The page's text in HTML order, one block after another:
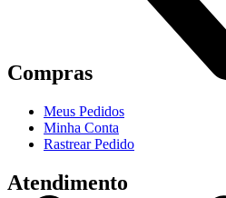
Compras
Meus Pedidos
Minha Conta
Rastrear Pedido
Atendimento